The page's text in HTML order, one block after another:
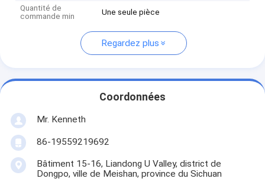
Quantité de
commande min
Une seule pièce
Regardez plus
Coordonnées
Mr. Kenneth
86-19559219692
Bâtiment 15-16, Liandong U Valley, district de
Dongpo, ville de Meishan, province du Sichuan